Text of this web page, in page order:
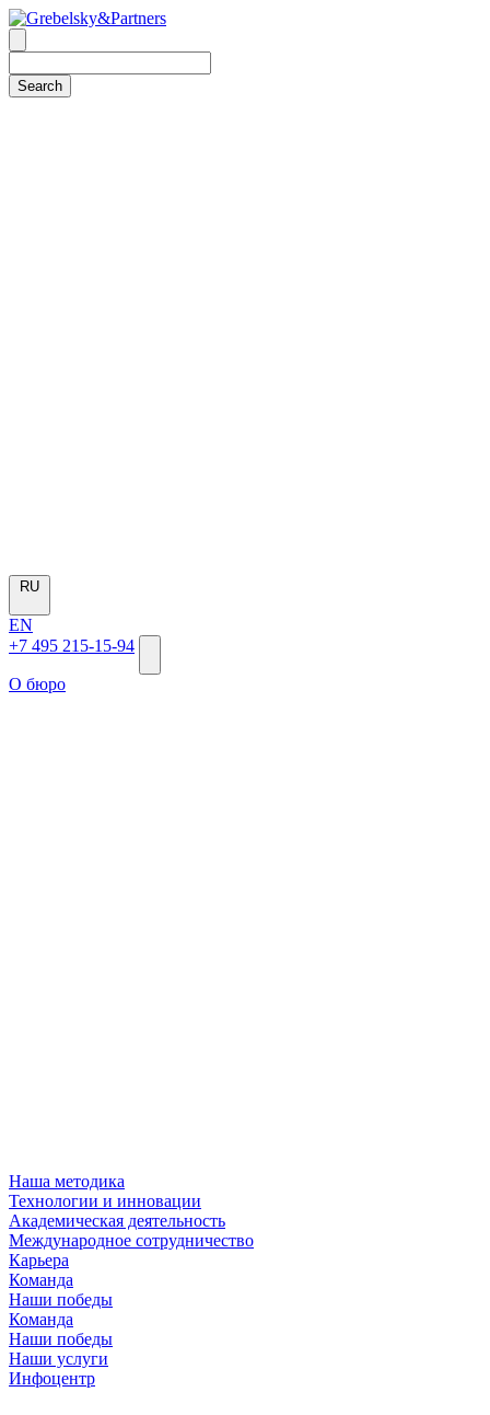
RU
EN
+7 495 215-15-94
О бюро
Наша методика
Технологии и инновации
Академическая деятельность
Международное сотрудничество
Карьера
Команда
Наши победы
Команда
Наши победы
Наши услуги
Инфоцентр